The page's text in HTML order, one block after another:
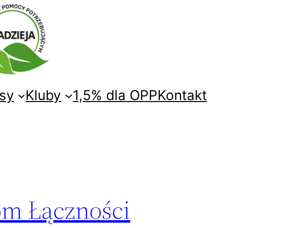
Kluby 1,5% dla OPPKontakt
Łączności